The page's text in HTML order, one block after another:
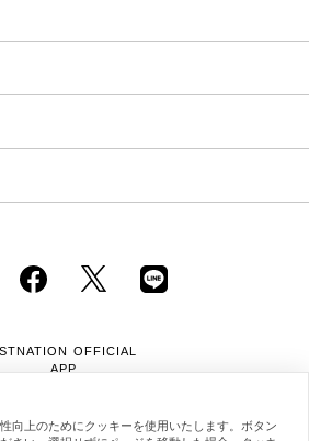
OFFICIAL
APP
向上のためにクッキーを使用いたします。ボタン